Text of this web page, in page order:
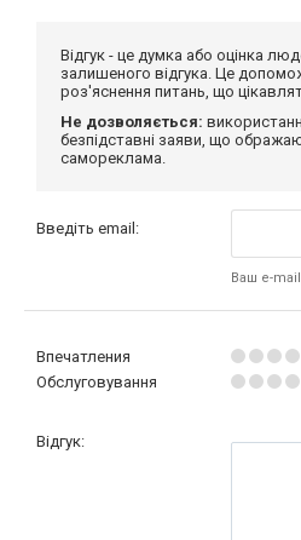
Відгук - це думка або оцінка
залишеного відгука. Це
роз'яснення питань, що
Не дозволяється:
безпідставні заяви, що
самореклама.
Введіть email:
Ваш e-
Впечатления
Обслуговування
Відгук: